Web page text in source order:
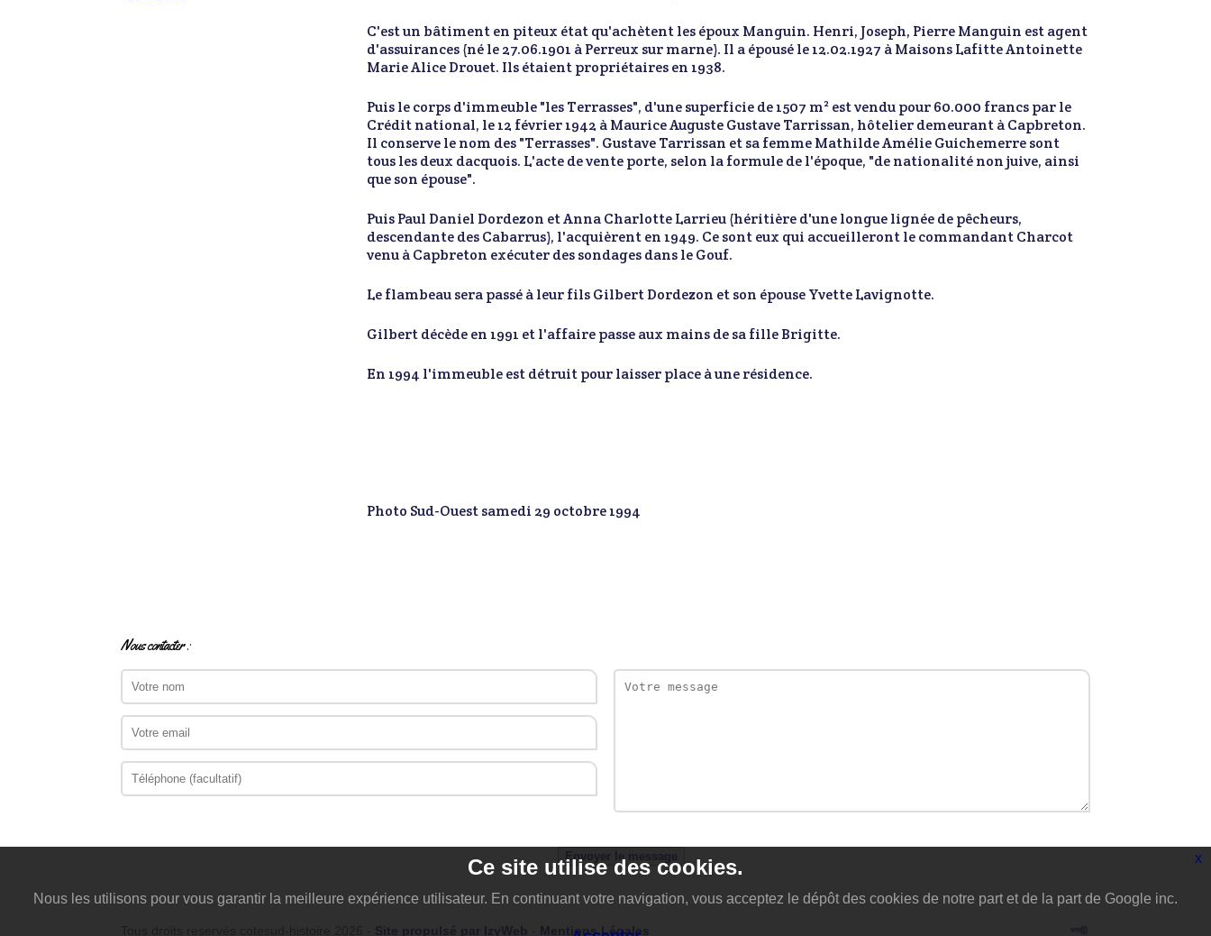
C'est un bâtiment en piteux état qu'achètent les époux Manguin. Henri, Joseph, Pierre Manguin est agent
d'assuirances (né le 27.06.1901 à Perreux sur marne). Il a épousé le 12.02.1927 à Maisons Lafitte Antoinette
Marie Alice Drouet. Ils étaient propriétaires en 1938.
Puis le corps d'immeuble "les Terrasses", d'une superficie de 1507 m² est vendu pour 60.000 francs par le
Crédit national, le 12 février 1942 à Maurice Auguste Gustave Tarrissan, hôtelier demeurant à Capbreton.
Il conserve le nom des "Terrasses". Gustave Tarrissan et sa femme Mathilde Amélie Guichemerre sont
tous les deux dacquois. L'acte de vente porte, selon la formule de l'époque, "de nationalité non juive, ainsi
que son épouse".
Puis Paul Daniel Dordezon et Anna Charlotte Larrieu (héritière d'une longue lignée de pêcheurs,
descendante des Cabarrus), l'acquièrent en 1949. Ce sont eux qui accueilleront le commandant Charcot
venu à Capbreton exécuter des sondages dans le Gouf.
Le flambeau sera passé à leur fils Gilbert Dordezon et son épouse Yvette Lavignotte.
Gilbert décède en 1991 et l'affaire passe aux mains de sa fille Brigitte.
En 1994 l'immeuble est détruit pour laisser place à une résidence.
Photo Sud-Ouest samedi 29 octobre 1994
Nous contacter :
Envoyer le message
Site propulsé par IzyWeb Mentions Légales
Ce site utilise des cookies.
Nous les utilisons pour vous garantir la meilleure expérience utilisateur. En continuant votre navigation, vous acceptez le dépôt des cookies de notre part et de la part de Google inc.
x